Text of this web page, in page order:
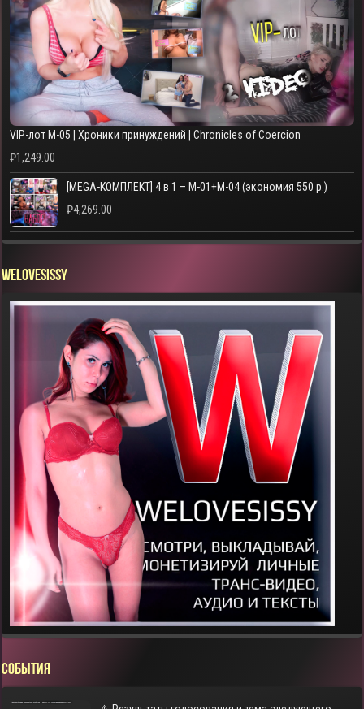
VIP-лот M-05 | Хроники принуждений | Chronicles of Coercion
₽1,249.00
[MEGA-КОМПЛЕКТ] 4 в 1 – M-01+M-04 (экономия 550 р.)
₽4,269.00
WELOVESISSY
СОБЫТИЯ